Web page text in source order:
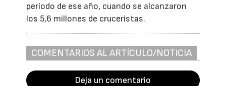
período de ese año, cuando se alcanzaron
los 5,6 millones de cruceristas.
COMENTARIOS AL ARTÍCULO/NOTICIA
Deja un comentario